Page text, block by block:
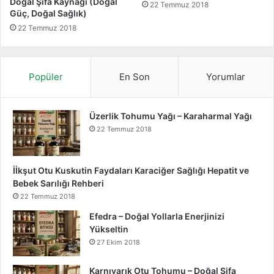
l
G
ü
,
ğ
a
S
a
k
Güç, Doğal Sağlık)
22 Temmuz 2018
22 Temmuz 2018
Popüler En Son Yorumlar
Üzerlik Tohumu Yağı – Karaharmal Yağı
22 Temmuz 2018
İİkşut Otu Kuskutin Faydaları Karaciğer Sağlığı Hepatit ve
Bebek Sarılığı Rehberi
22 Temmuz 2018
Efedra – Doğal Yollarla Enerjinizi
Yükseltin
27 Ekim 2018
Karnıyarık Otu Tohumu – Doğal Şifa